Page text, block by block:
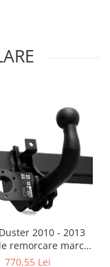
2010 - 2013
remorcare marca
Autohak
770,55 Lei